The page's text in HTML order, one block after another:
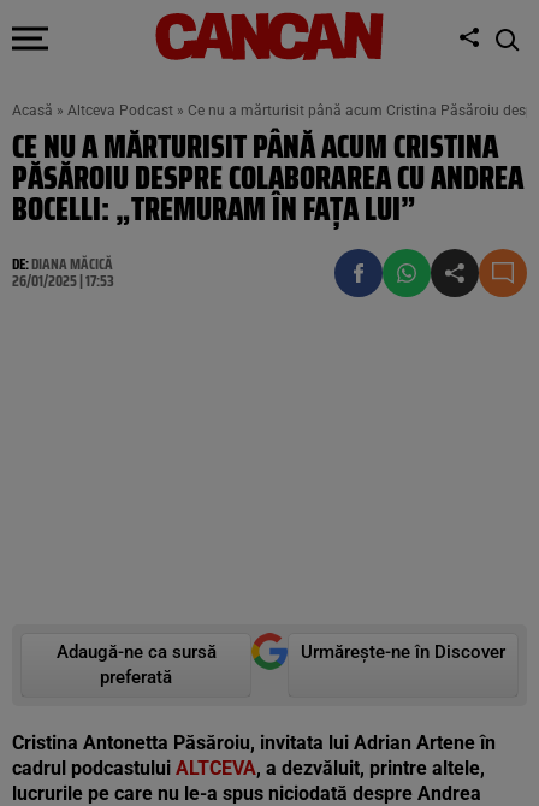
Acasă » Altceva Podcast » Ce nu a mărturisit până acum Cristina Păsăroiu
CE NU A MĂRTURISIT PÂNĂ ACUM CRISTINA
PĂSĂROIU DESPRE COLABORAREA CU ANDREA
BOCELLI: „TREMURAM ÎN FAȚA LUI”
DE:DIANA MĂCICĂ
26/01/2025 | 17:53
Adaugă-ne ca sursă
preferată
Urmărește-ne în Discover
Cristina Antonetta Păsăroiu, invitata lui Adrian Artene în
cadrul podcastului ALTCEVA, a dezvăluit, printre altele,
lucrurile pe care nu le-a spus niciodată despre Andrea